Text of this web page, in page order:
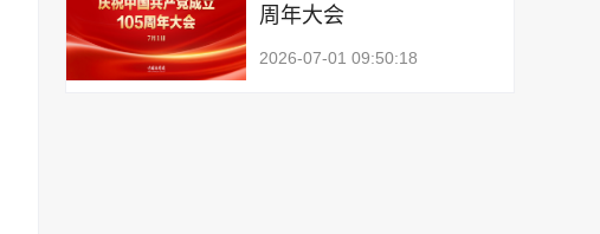
周年大会
2026-07-01 09:50:18